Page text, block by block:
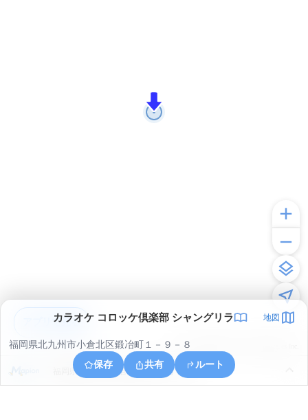
© ONE COMPATH © GeoTechnologies Inc.
カラオケ コロッケ倶楽部 シャングリラ 地図
福岡県北九州市小倉北区鍛冶町１－９－８
保存
共有 ルート
福岡県北九州市小倉北区今町３丁目１７
アプリで見る